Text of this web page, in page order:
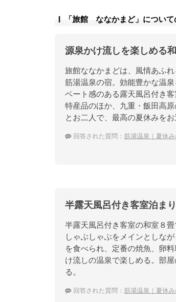
「旅館 ななかまど」について
源泉かけ流しを楽しめる
旅館ななかまどは、風情あふ
筋湯温泉の宿。効能豊かな温
ベート感のある露天風呂付き
特産品のほか、九重・飯田高
とお二人で、最高の夏休みを
回答された質問： 筋湯温泉｜夏休
半露天風呂付き客室泊ま
半露天風呂付き客室の和室８
しゃぶしゃぶをメインとしな
を食べられ、定番の焼魚、卵
け流しの温泉で楽しめる。部
る。
回答された質問： 筋湯温泉｜夏休